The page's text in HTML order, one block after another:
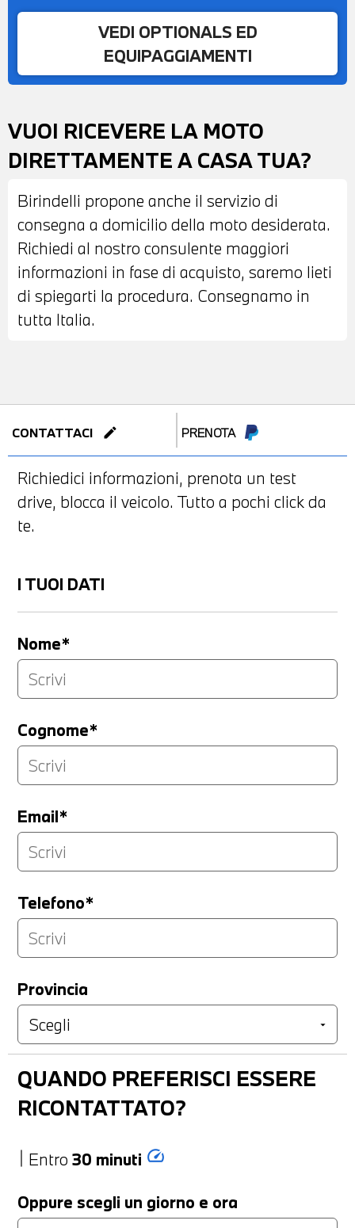
VEDI OPTIONALS ED
EQUIPAGGIAMENTI
VUOI RICEVERE LA MOTO
DIRETTAMENTE A CASA TUA?
Birindelli propone anche il servizio di
consegna a domicilio della moto desiderata.
Richiedi al nostro consulente maggiori
informazioni in fase di acquisto, saremo lieti
di spiegarti la procedura. Consegnamo in
tutta Italia.
CONTATTACI edit PRENOTA
Richiedici informazioni, prenota un test
drive, blocca il veicolo. Tutto a pochi click da
te.
I TUOI DATI
Nome*
Cognome*
Email*
Telefono*
Provincia
QUANDO PREFERISCI ESSERE
RICONTATTATO?
Entro 30 minuti speed
Oppure scegli un giorno e ora